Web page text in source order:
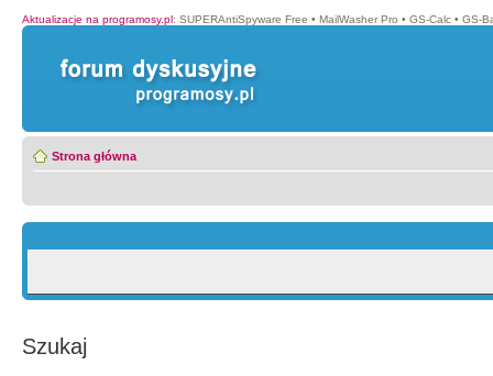
Aktualizacje na programosy.pl: SUPERAntiSpyware Free • MailWasher Pro • GS-Calc • GS-
Strona główna
Szukaj